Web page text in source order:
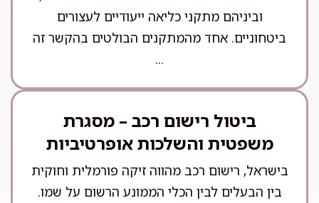
וביניהם מתקני כליאה ייעודיים לעצורים
ביטחוניים. אחד מהמתקנים הבולטים בהקשר זה
...
ביטול רישום רכב – מסגרת
משפטית והשלכות אופרטיביות
בישראל, רישום רכב מהווה זיקה פורמלית וחוקית
בין הבעלים לבין הכלי הממונע הרשום על שמו.